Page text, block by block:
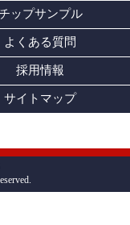
ップサンプル
よくある質問
採用情報
サイトマップ